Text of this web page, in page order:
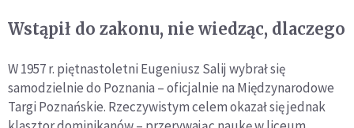
Wstąpił do zakonu, nie wiedząc, dlaczego
W 1957 r. piętnastoletni Eugeniusz Salij wybrał się
samodzielnie do Poznania – oficjalnie na Międzynarodowe
Targi Poznańskie. Rzeczywistym celem okazał się jednak